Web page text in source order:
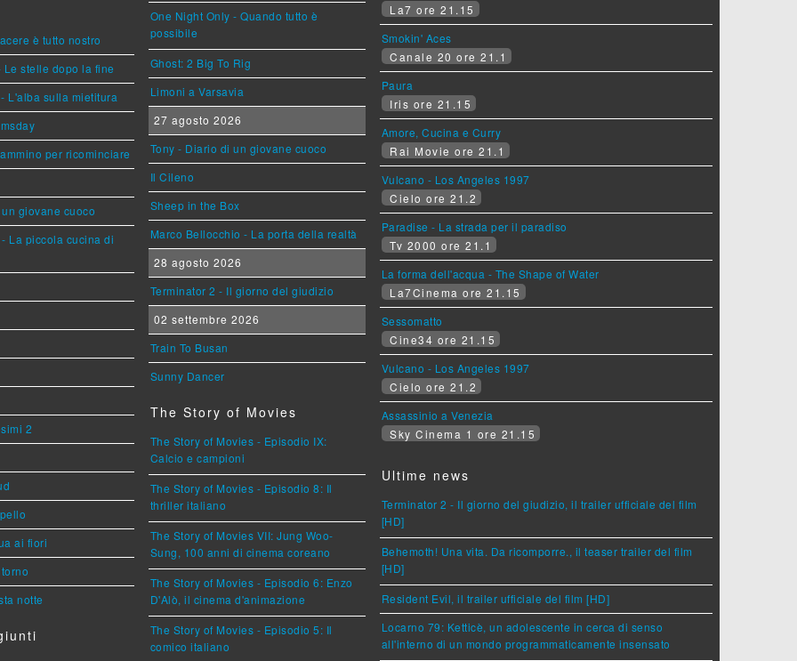
è tutto nostro
Le stelle dopo la fine
L'alba sulla mietitura
per ricominciare
giovane cuoco
La piccola cucina di
2
ai fiori
notte
One Night Only - Quando tutto è
possibile
Ghost: 2 Big To Rig
Limoni a Varsavia
27 agosto 2026
Tony - Diario di un giovane cuoco
Il Cileno
Sheep in the Box
Marco Bellocchio - La porta della realtà
28 agosto 2026
Terminator 2 - Il giorno del giudizio
02 settembre 2026
Train To Busan
Sunny Dancer
The Story of Movies
The Story of Movies - Episodio IX:
Calcio e campioni
The Story of Movies - Episodio 8: Il
thriller italiano
The Story of Movies VII: Jung Woo-
Sung, 100 anni di cinema coreano
The Story of Movies - Episodio 6: Enzo
D'Alò, il cinema d'animazione
The Story of Movies - Episodio 5: Il
comico italiano
La7 ore 21.15
Smokin' Aces
Canale 20 ore 21.1
Paura
Iris ore 21.15
Amore, Cucina e Curry
Rai Movie ore 21.1
Vulcano - Los Angeles 1997
Cielo ore 21.2
Paradise - La strada per il paradiso
Tv 2000 ore 21.1
La forma dell'acqua - The Shape of Water
La7Cinema ore 21.15
Sessomatto
Cine34 ore 21.15
Vulcano - Los Angeles 1997
Cielo ore 21.2
Assassinio a Venezia
Sky Cinema 1 ore 21.15
Ultime news
Terminator 2 - Il giorno del giudizio, il trailer ufficiale del film
[HD]
Behemoth! Una vita. Da ricomporre., il teaser trailer del film
[HD]
Resident Evil, il trailer ufficiale del film [HD]
Locarno 79: Ketticè, un adolescente in cerca di senso
all'interno di un mondo programmaticamente insensato